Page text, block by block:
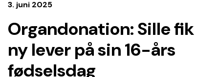
3. juni 2025
Organdonation: Sille fik
ny lever på sin 16-års
fødselsdag